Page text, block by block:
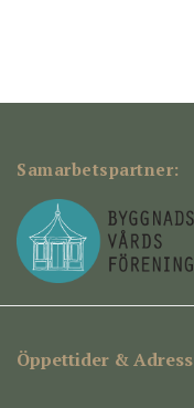
Samarbetspartner:
Öppettider & Adress